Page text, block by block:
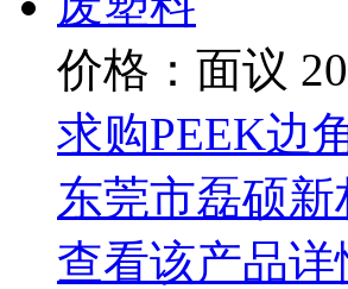
价格：面议
求购PEEK边
东莞市磊硕
查看该产品详